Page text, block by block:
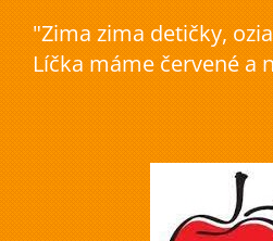
"Zima zima detičky,
Líčka máme červené a